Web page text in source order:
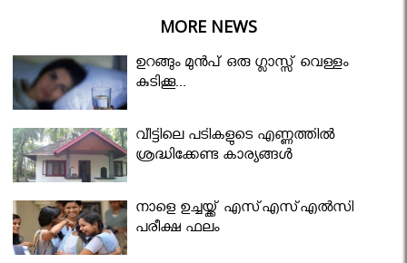
MORE NEWS
ഉറങ്ങും മുന്‍പ് ഒരു ഗ്ലാസ്സ് വെള്ളം
കുടിക്കൂ...
വീട്ടിലെ പടികളുടെ എണ്ണത്തിൽ
ശ്രദ്ധിക്കേണ്ട കാര്യങ്ങൾ
നാളെ ഉച്ചയ്ക്ക് എസ്എസ്എല്‍സി
പരീക്ഷ ഫലം